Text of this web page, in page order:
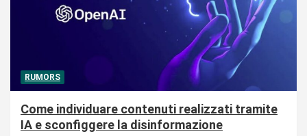
RUMORS
Come individuare contenuti realizzati tramite
IA e sconfiggere la disinformazione